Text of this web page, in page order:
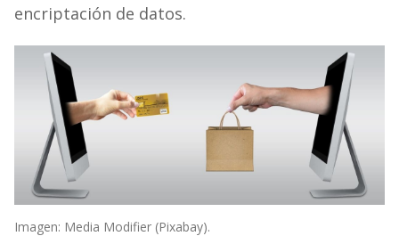
encriptación de datos.
Imagen: Media Modifier (Pixabay).